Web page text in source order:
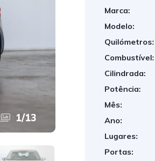
1/13
Marca:
Modelo:
Quilómetros:
Combustível:
Cilindrada:
Potência:
Mês:
Ano:
Lugares:
Portas: